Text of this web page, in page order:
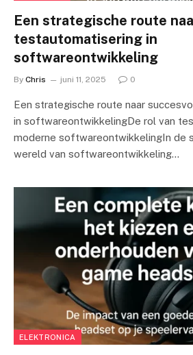
Een strategische route
testautomatisering in
softwareontwikkeling
By Chris juni 11, 2025 0
Een strategische route naar
in softwareontwikkelingDe rol van
moderne softwareontwikkelingIn de
wereld van softwareontwikkeling…
ELEKTRONICA